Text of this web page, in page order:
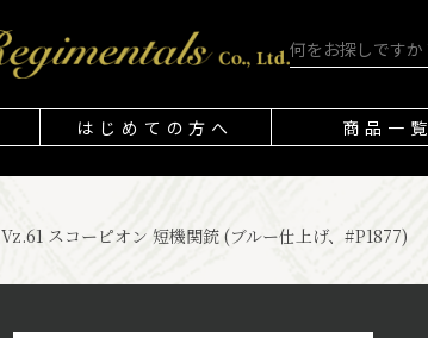
はじめての方へ 商品一覧
Vz.61 スコーピオン 短機関銃 (ブルー仕上げ、#P1877)